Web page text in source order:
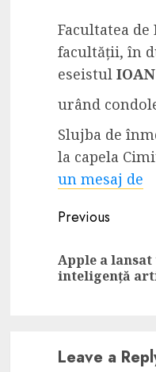
Facultatea de
facultății, în
eseistul
urând
Slujba de
la capela
un mesaj de
Continue
Reading
Previous
Apple a
inteligență
Leave a
4 min